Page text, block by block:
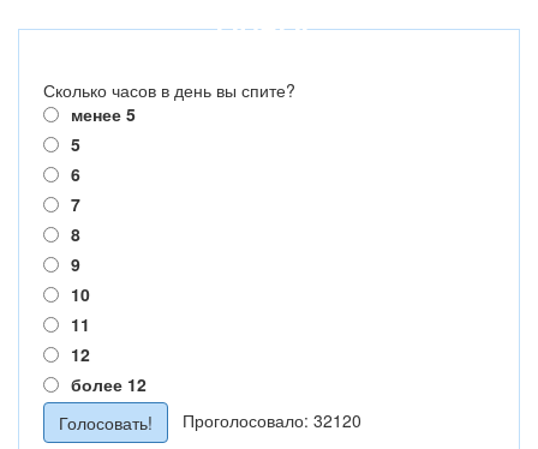
ОПРОС
Сколько часов в день вы спите?
менее 5
5
6
7
8
9
10
11
12
более 12
Проголосовало: 32120